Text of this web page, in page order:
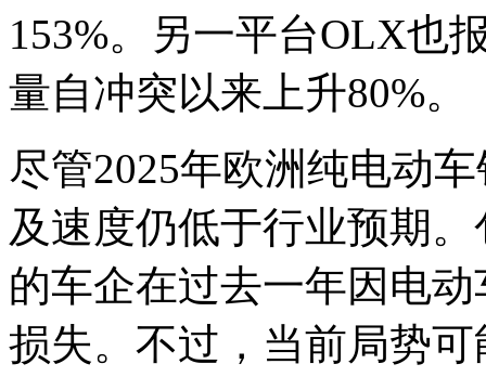
153%。另一平台OLX也
量自冲突以来上升80%。
尽管2025年欧洲纯电动
及速度仍低于行业预期
的车企在过去一年因电
损失。不过，当前局势